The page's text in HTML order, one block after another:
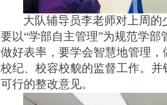
大队辅导员李老师对上周 的
要以“学部自主管理”为规范学部
做好表率，要学会智慧地管理，
校纪、校容校貌的监督工作。
可行的整改意见。